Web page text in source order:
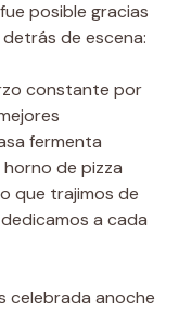
posible gracias
de escena:
constante por
fermenta
de pizza
que trajimos de
a cada
celebrada anoche